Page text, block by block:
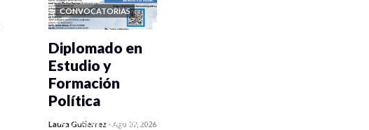
CONVOCATORIAS
0 veces compartido
Diplomado en
Estudio y
Formación
Política
Laura Gutiérrez -Ago 07, 2026